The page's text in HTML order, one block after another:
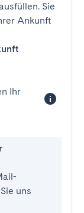
Sie
Ankunft
Ihr
uns